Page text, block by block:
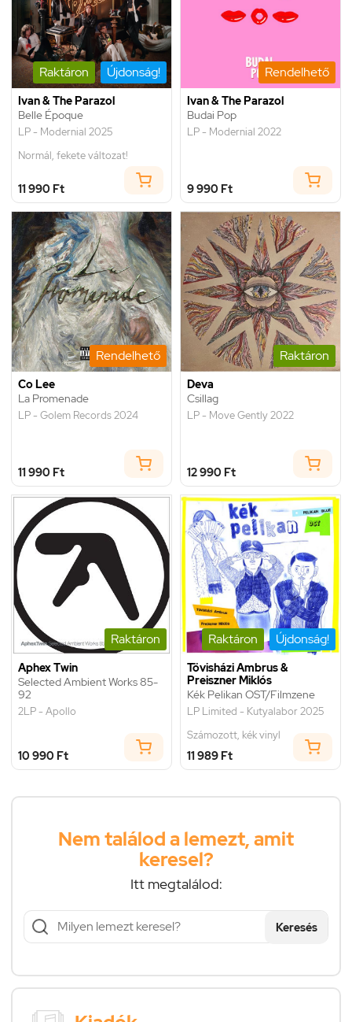
Raktáron Újdonság!
Ivan & The Parazol
Belle Époque
LP - Modernial 2025
Normál, fekete változat!
11 990 Ft
Rendelhető
Ivan & The Parazol
Budai Pop
LP - Modernial 2022
9 990 Ft
Rendelhető
Co Lee
La Promenade
LP - Golem Records 2024
11 990 Ft
Raktáron
Deva
Csillag
LP - Move Gently 2022
12 990 Ft
Raktáron
Aphex Twin
Selected Ambient Works 85-
92
2LP - Apollo
10 990 Ft
Raktáron Újdonság!
Tövisházi Ambrus &
Preiszner Miklós
Kék Pelikan OST/Filmzene
LP Limited - Kutyalabor 2025
Számozott, kék vinyl
11 989 Ft
Nem találod a lemezt, amit
keresel?
Itt megtalálod:
Keresés